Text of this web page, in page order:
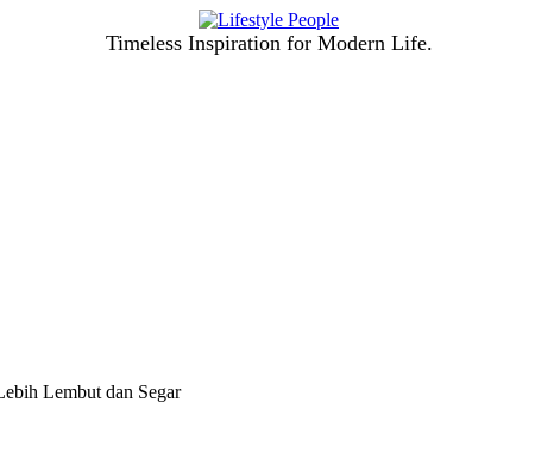
Timeless Inspiration for Modern Life.
Lembut dan Segar